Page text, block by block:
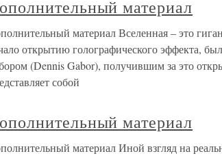
материал
материал Вселенная – это
открытию голографического эффекта,
(Dennis Gabor), получившим за это
собой
материал
материал Иной взгляд на